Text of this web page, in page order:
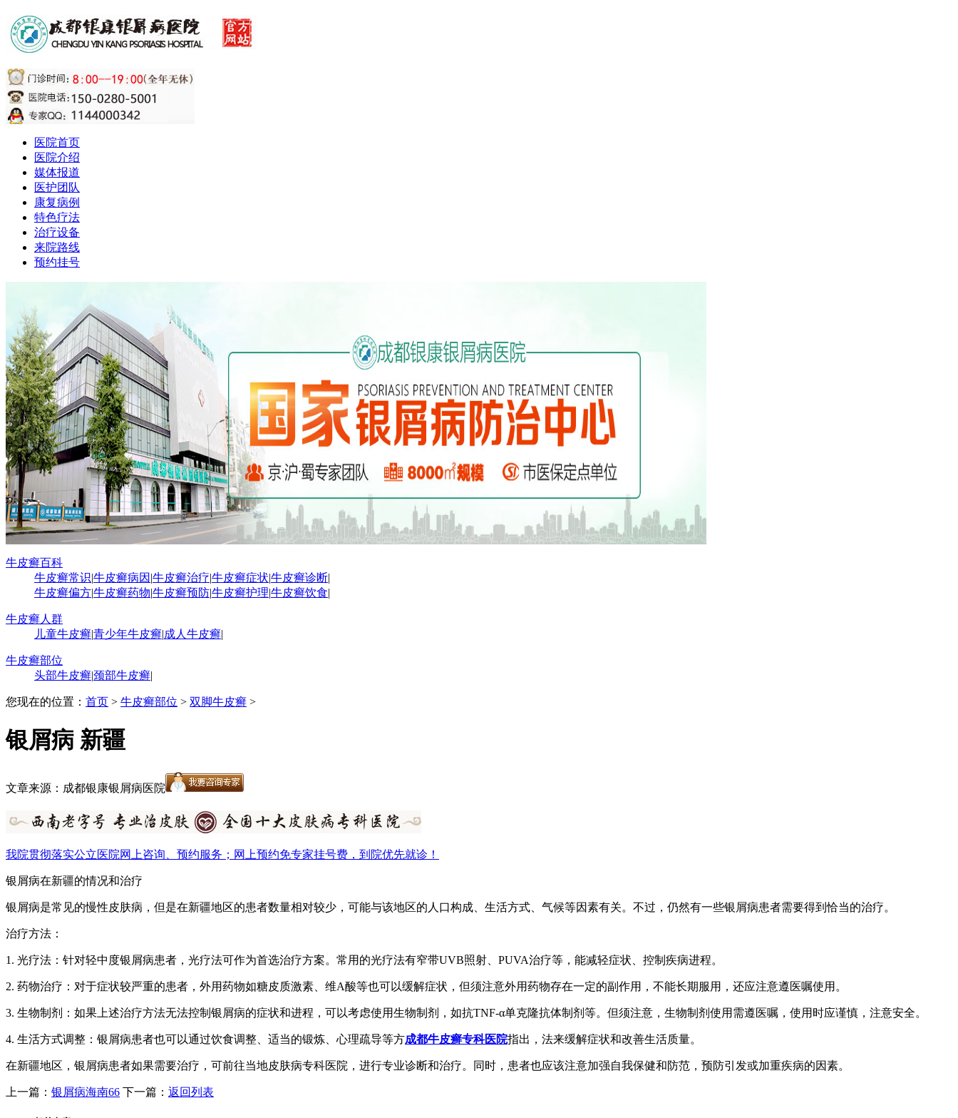
医院首页
医院介绍
媒体报道
医护团队
康复病例
特色疗法
治疗设备
来院路线
预约挂号
牛皮癣百科
牛皮癣常识|牛皮癣病因 |牛皮癣治疗|牛皮癣症状|牛皮癣诊断|
牛皮癣偏方|牛皮癣药物|牛皮癣预防|牛皮癣护理|牛皮癣饮食|
牛皮癣人群
儿童牛皮癣|青少年牛皮癣|成人牛皮癣|
牛皮癣部位
头部牛皮癣|颈部牛皮癣|
您现在的位置： 首页 > 牛皮癣部位 > 双脚牛皮癣 >
银屑病 新疆
文章来源：成都银康银屑病医院
我院贯彻落实公立医院网上咨询、预约服务；网上预约免专家挂号费，到院优先就诊！
银屑病在新疆的情况和治疗
银屑病是常见的慢性皮肤病，但是在新疆地区的患者数量相对较少，可能与该地区的人口构成、生活方式、气候等因素有关。不过，仍然有一些银屑病患者需要得到恰当的治疗。
治疗方法：
1. 光疗法：针对轻中度银屑病患者，光疗法可作为首选治疗方案。常用的光疗法有窄带UVB照射、PUVA治疗等，能减轻症状、控制疾病进程。
2. 药物治疗：对于症状较严重的患者，外用药物如糖皮质激素、维A酸等也可以缓解症状，但须注意外用药物存在一定的副作用，不能长期服用，还应注意遵医嘱使用。
3. 生物制剂：如果上述治疗方法无法控制银屑病的症状和进程，可以考虑使用生物制剂，如抗TNF-α单克隆抗体制剂等。但须注意，生物制剂使用需遵医嘱，使用时应谨慎，注意安全。
4. 生活方式调整：银屑病患者也可以通过饮食调整、适当的锻炼、心理疏导等方成都牛皮癣专科医院指出，法来缓解症状和改善生活质量。
在新疆地区，银屑病患者如果需要治疗，可前往当地皮肤病专科医院，进行专业诊断和治疗。同时，患者也应该注意加强自我保健和防范，预防引发或加重疾病的因素。
上一篇： 银屑病海南66 下一篇： 返回列表